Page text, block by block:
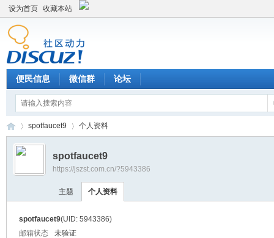
设为首页 收藏本站
便民信息 微信群 论坛
›
spotfaucet9 个人资料
spotfaucet9
https://jszst.com.cn/?5943386
主题 个人资料
spotfaucet9(UID: 5943386)
邮箱状态
未验证